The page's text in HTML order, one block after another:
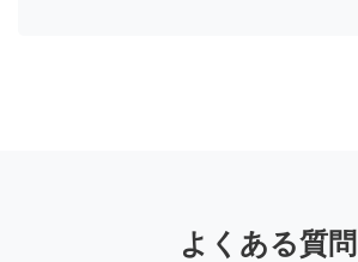
よくある質問